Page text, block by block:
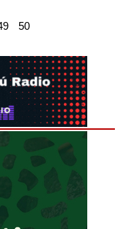
50